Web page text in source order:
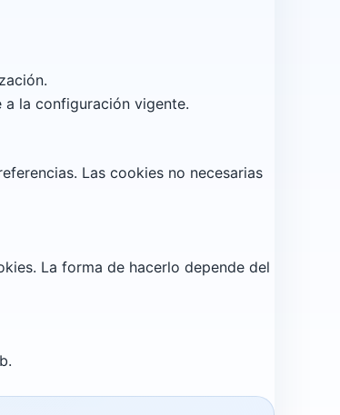
a la configuración vigente.
Las cookies no necesarias
La forma de hacerlo depende del